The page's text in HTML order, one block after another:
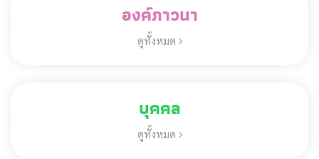
องค์ภาวนา
ดูทั้งหมด
บุคคล
ดูทั้งหมด